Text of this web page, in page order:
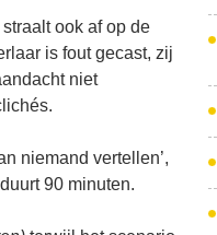
ook af op de
is fout gecast, zij
niet
niemand vertellen’,
90 minuten.